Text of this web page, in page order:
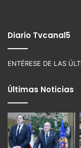
Diario Tvcanal5
ENTÉRESE DE LAS
Últimas Noticias